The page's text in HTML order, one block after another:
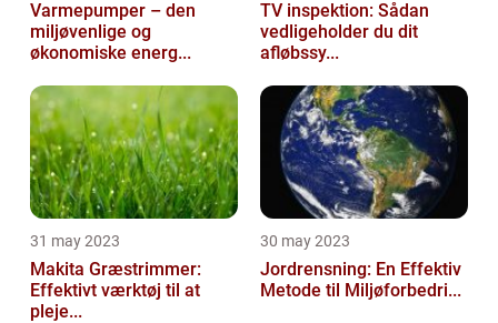
Varmepumper – den
miljøvenlige og
økonomiske energ...
TV inspektion: Sådan
vedligeholder du dit
afløbssy...
31 may 2023
Makita Græstrimmer:
Effektivt værktøj til at
pleje...
30 may 2023
Jordrensning: En Effektiv
Metode til Miljøforbedri...